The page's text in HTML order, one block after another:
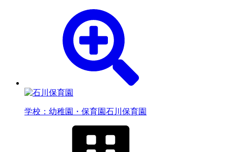
学校：幼稚園・保育園石川保育園